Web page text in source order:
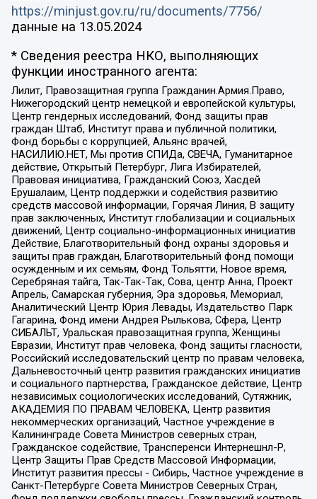
https://minjust.gov.ru/ru/documents/7756/
данные на 13.05.2024
* Сведения реестра НКО, выполняющих
функции иностранного агента:
Лилит, Правозащитная группа Гражданин.Армия.Право,
Нижегородский центр немецкой и европейской культуры,
Центр гендерных исследований, Фонд защиты прав
граждан Штаб, Институт права и публичной политики,
Фонд борьбы с коррупцией, Альянс врачей,
НАСИЛИЮ.НЕТ, Мы против СПИДа, СВЕЧА, Гуманитарное
действие, Открытый Петербург, Лига Избирателей,
Правовая инициатива, Гражданский Союз, Хасдей
Ерушалаим, Центр поддержки и содействия развитию
средств массовой информации, Горячая Линия, В защиту
прав заключенных, Институт глобализации и социальных
движений, Центр социально-информационных инициатив
Действие, Благотворительный фонд охраны здоровья и
защиты прав граждан, Благотворительный фонд помощи
осужденным и их семьям, Фонд Тольятти, Новое время,
Серебряная тайга, Так-Так-Так, Сова, центр Анна, Проект
Апрель, Самарская губерния, Эра здоровья, Мемориал,
Аналитический Центр Юрия Левады, Издательство Парк
Гагарина, Фонд имени Андрея Рылькова, Сфера, Центр
СИБАЛЬТ, Уральская правозащитная группа, Женщины
Евразии, Институт прав человека, Фонд защиты гласности,
Российский исследовательский центр по правам человека,
Дальневосточный центр развития гражданских инициатив
и социального партнерства, Гражданское действие, Центр
независимых социологических исследований, Сутяжник,
АКАДЕМИЯ ПО ПРАВАМ ЧЕЛОВЕКА, Центр развития
некоммерческих организаций, Частное учреждение в
Калининграде Совета Министров северных стран,
Гражданское содействие, Трансперенси Интернешнл-Р,
Центр Защиты Прав Средств Массовой Информации,
Институт развития прессы - Сибирь, Частное учреждение в
Санкт-Петербурге Совета Министров Северных Стран,